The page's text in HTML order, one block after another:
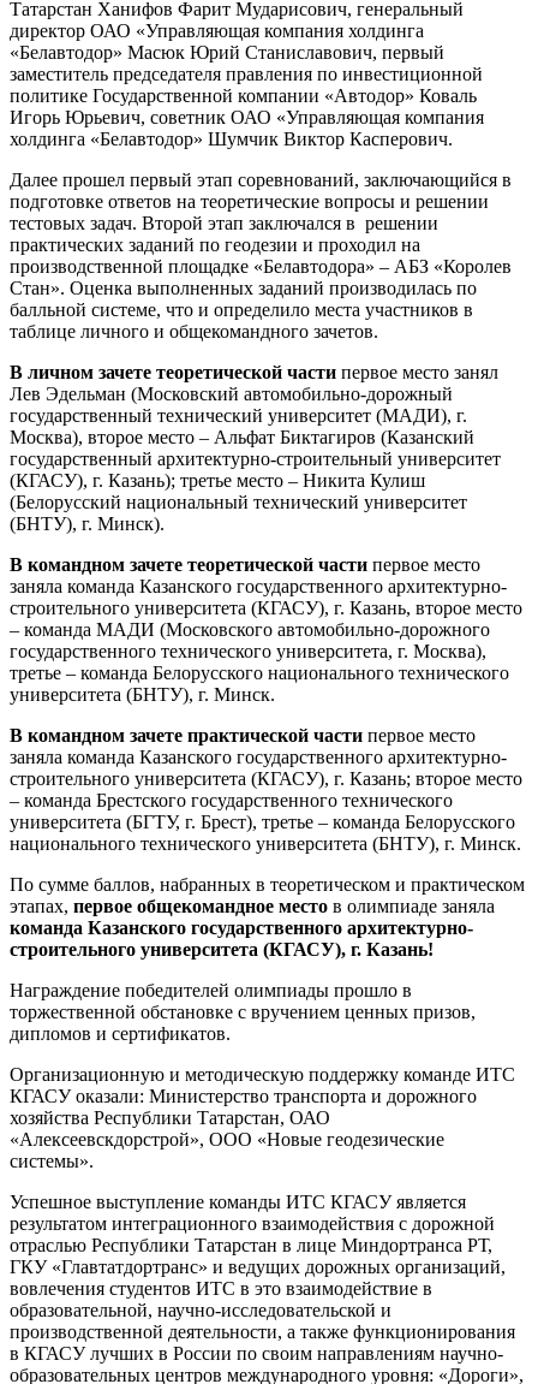
Татарстан Ханифов Фарит Мударисович, генеральный
директор ОАО «Управляющая компания холдинга
«Белавтодор» Масюк Юрий Станиславович, первый
заместитель председателя правления по инвестиционной
политике Государственной компании «Автодор» Коваль
Игорь Юрьевич, советник ОАО «Управляющая компания
холдинга «Белавтодор» Шумчик Виктор Касперович.
Далее прошел первый этап соревнований, заключающийся в
подготовке ответов на теоретические вопросы и решении
тестовых задач. Второй этап заключался в решении
практических заданий по геодезии и проходил на
производственной площадке «Белавтодора» – АБЗ «Королев
Стан». Оценка выполненных заданий производилась по
балльной системе, что и определило места участников в
таблице личного и общекомандного зачетов.
В личном зачете теоретической части первое место занял
Лев Эдельман (Московский автомобильно-дорожный
государственный технический университет (МАДИ), г.
Москва), второе место – Альфат Биктагиров (Казанский
государственный архитектурно-строительный университет
(КГАСУ), г. Казань); третье место – Никита Кулиш
(Белорусский национальный технический университет
(БНТУ), г. Минск).
В командном зачете теоретической части первое место
заняла команда Казанского государственного архитектурно-
строительного университета (КГАСУ), г. Казань, второе место
– команда МАДИ (Московского автомобильно-дорожного
государственного технического университета, г. Москва),
третье – команда Белорусского национального технического
университета (БНТУ), г. Минск.
В командном зачете практической части первое место
заняла команда Казанского государственного архитектурно-
строительного университета (КГАСУ), г. Казань; второе место
– команда Брестского государственного технического
университета (БГТУ, г. Брест), третье – команда Белорусского
национального технического университета (БНТУ), г. Минск.
По сумме баллов, набранных в теоретическом и практическом
этапах, первое общекомандное место в олимпиаде заняла
команда Казанского государственного архитектурно-
строительного университета (КГАСУ), г. Казань!
Награждение победителей олимпиады прошло в
торжественной обстановке с вручением ценных призов,
дипломов и сертификатов.
Организационную и методическую поддержку команде ИТС
КГАСУ оказали: Министерство транспорта и дорожного
хозяйства Республики Татарстан, ОАО
«Алексеевскдорстрой», ООО «Новые геодезические
системы».
Успешное выступление команды ИТС КГАСУ является
результатом интеграционного взаимодействия с дорожной
отраслью Республики Татарстан в лице Миндортранса РТ,
ГКУ «Главтатдортранс» и ведущих дорожных организаций,
вовлечения студентов ИТС в это взаимодействие в
образовательной, научно-исследовательской и
производственной деятельности, а также функционирования
в КГАСУ лучших в России по своим направлениям научно-
образовательных центров международного уровня: «Дороги»,